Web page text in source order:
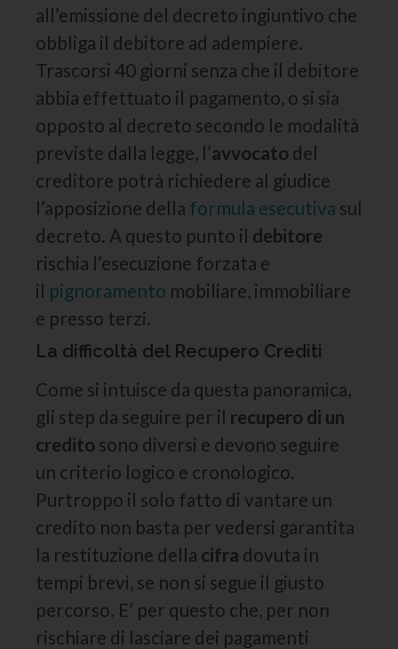
all’emissione del decreto ingiuntivo che
obbliga il debitore ad adempiere.
Trascorsi 40 giorni senza che il debitore
abbia effettuato il pagamento, o si sia
opposto al decreto secondo le modalità
previste dalla legge, l’avvocato del
creditore potrà richiedere al giudice
l’apposizione della formula esecutiva sul
decreto. A questo punto il debitore
rischia l’esecuzione forzata e
il pignoramento mobiliare, immobiliare
e presso terzi.
La difficoltà del Recupero Crediti
Come si intuisce da questa panoramica,
gli step da seguire per il recupero di un
credito sono diversi e devono seguire
un criterio logico e cronologico.
Purtroppo il solo fatto di vantare un
credito non basta per vedersi garantita
la restituzione della cifra dovuta in
tempi brevi, se non si segue il giusto
percorso. E’ per questo che, per non
rischiare di lasciare dei pagamenti